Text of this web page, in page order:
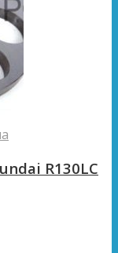
R130LC